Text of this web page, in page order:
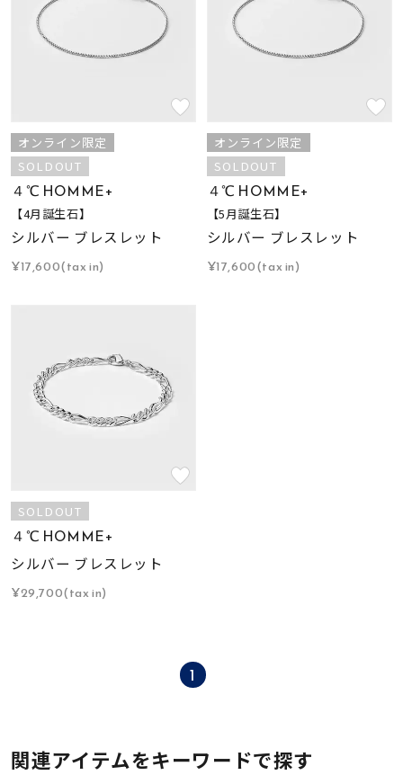
オンライン限定
SOLDOUT
４℃ HOMME+
【4月誕生石】
シルバー ブレスレット
¥17,600(tax in)
オンライン限定
SOLDOUT
４℃ HOMME+
【5月誕生石】
シルバー ブレスレット
¥17,600(tax in)
SOLDOUT
４℃ HOMME+
シルバー ブレスレット
¥29,700(tax in)
1
関連アイテムをキーワードで探す